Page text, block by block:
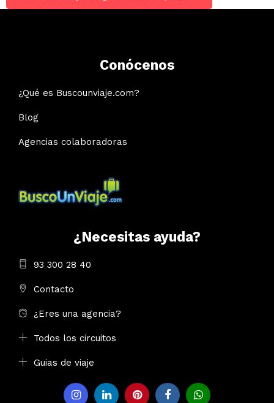
Conócenos
¿Qué es Buscounviaje.com?
Blog
Agencias colaboradoras
¿Necesitas ayuda?
93 300 28 40
Contacto
¿Eres una agencia?
Todos los circuitos
Guias de viaje